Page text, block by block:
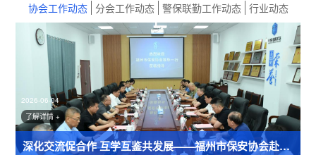
协会工作动态
分会工作动态 警保联勤工作动态 行业动态
2026-06-04
了解详情 +
深化交流促合作 互学互鉴共发展——福州市保安协会赴石家庄市保安协会考察交流